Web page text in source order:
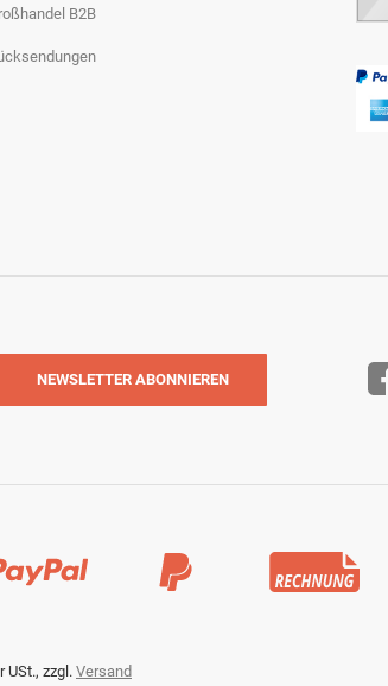
B2B
NEWSLETTER ABONNIEREN
USt., zzgl. Versand